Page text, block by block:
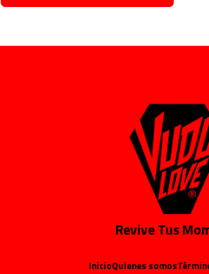
Revive Tus
InicioQuienes somos